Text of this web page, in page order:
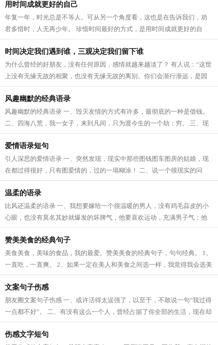
用时间成就更好的自己
年复一年，时光总是不等人。可从另一个角度看，这也是在告诉我们，劝
君多惜时，人无再少年。 珍惜时间最好的方式，是用时间成就更好的自
己。 做好这几件事，才能不负岁月，不...
时间决定我们遇到谁，三观决定我们留下谁
为什么曾经的好朋友，没有任何原因，感情就越来越淡了？ 有人说：“这世
上没有无缘无故的相聚，也没有无缘无故的离别。你们会渐行渐远，是因
为你们都活成了彼此不理解的样子。...
风趣幽默的经典语录
风趣幽默的经典语录 一、毁灭友情的方式有许多，最彻底的一种是借钱。
二、四海八荒，我一女子，来到凡间，只为渡今生的一个劫：穷。 三、现
在父母从小就让孩子参加各种兴趣班...
爱情语录短句
引人深思的爱情语录 一、突然发现，现实中那些图钱图车图房的姑娘，现
在都过得很好，只有图爱情的，过的一塌糊涂！ 二、说一个很现实的问
题，钱虽然买不到爱情，但是你月入3...
温柔的语录
比风还温柔的语录 一、我想要嫁给一个很温暖的男人，没有鸡毛蒜皮的小
心眼，也没有莫名其妙就爆发的坏脾气，他要喜欢运动，充满男子气；他
要喜欢唱歌，就算走调的让我哭笑不得...
赞美美食的经典句子
美食美食，美味的食品，我的最爱。赞美美食的经典句子，句句经典。 1、
一直吃，一直爽。 2、如果一定在美人和美食之间选一样，我觉得我会选美
食。 3、吃食是一种幸福，品味是一...
文案句子伤感
朋友圈文案句子伤感 一、或许活得太逞强了，以至于，不敢说一句“我过得
一点都不好”。 二、有没有这么一个人，曾经占据了你全部的生活，现在却
连声问候都会觉得尴尬。 三、生...
伤感文字短句